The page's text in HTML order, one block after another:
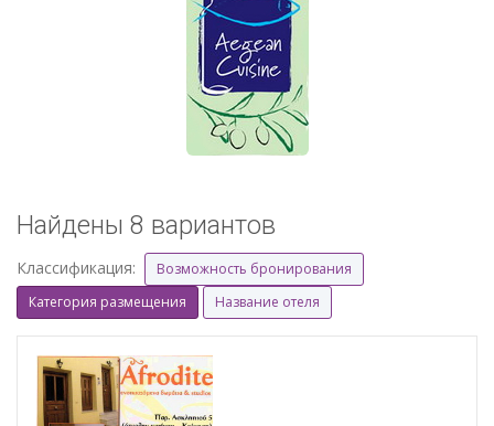
Найдены 8 вариантов
Классификация:
Возможность бронирования
Категория размещения
Название отеля